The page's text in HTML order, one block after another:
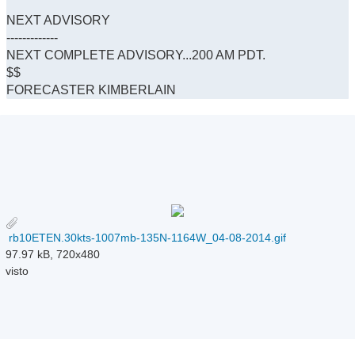
NEXT ADVISORY
-------------
NEXT COMPLETE ADVISORY...200 AM PDT.
$$
FORECASTER KIMBERLAIN
rb10ETEN.30kts-1007mb-135N-1164W_04-08-2014.gif
97.97 kB, 720x480
visto